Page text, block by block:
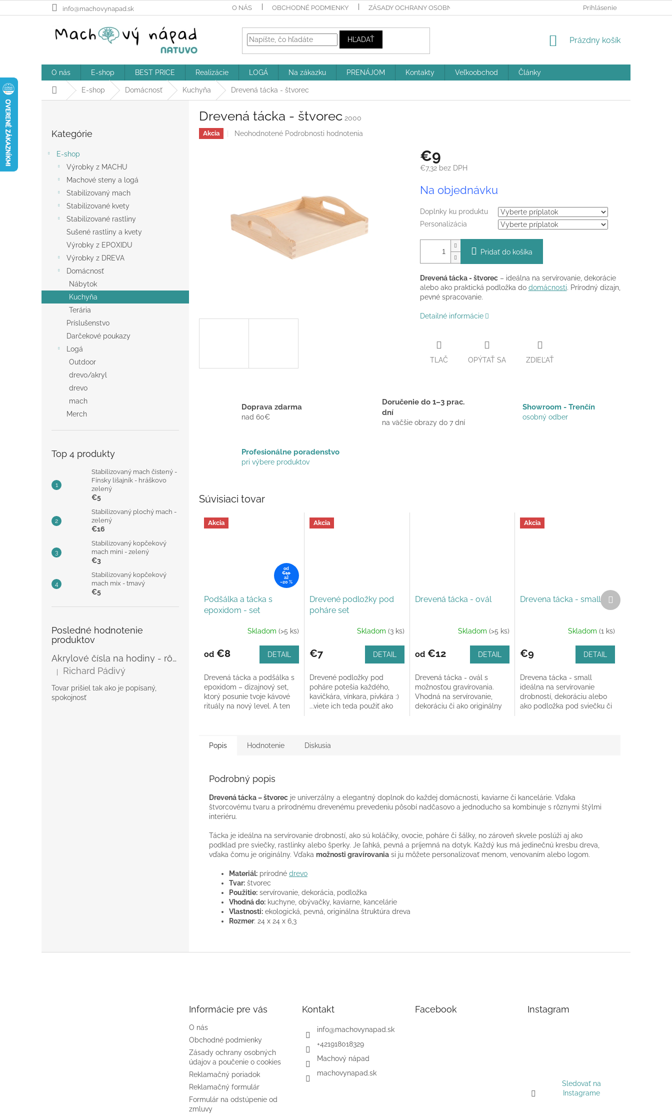
na
info@machovynapad.sk O NÁS OBCHODNÉ PODMIENKY ZÁSADY OCHRANY OSOBNÝCH ÚDAJOV A POUČENIE O COOKIES REKLAMAČNÝ PORIADOK
Prihlásenie
HĽADAŤ
NÁKUPNÝ
Prázdny košík
O nás E-shop BEST PRICE Realizácie LOGÁ Na zákazku PRENÁJOM Kontakty Veľkoobchod Články
DomovE-shop Domácnosť Kuchyňa Drevená tácka - štvorec
kategórie
Kategórie
E-shop
Výrobky z MACHU
Machové steny a logá
Stabilizovaný mach
Stabilizované kvety
Stabilizované rastliny
Sušené rastliny a kvety
Výrobky z EPOXIDU
Výrobky z DREVA
Domácnosť
Nábytok
Kuchyňa
Terária
Príslušenstvo
Darčekové poukazy
Logá
Outdoor
drevo/akryl
drevo
mach
Merch
Top 4 produkty
Stabilizovaný mach čistený -
Fínsky lišajník - hráškovo
zelený
€5
Stabilizovaný plochý mach -
zelený
€16
Stabilizovaný kopčekový
mach mini - zelený
€3
Stabilizovaný kopčekový
mach mix - tmavý
€5
Posledné hodnotenie
produktov
Akrylové čísla na hodiny - rôzne
Hodnotenie produktu je 5 z 5 hviezdičiek.
| Richard Pádivý
Tovar prišiel tak ako je popísaný,
spokojnosť
Drevená tácka - štvorec 2000
Akcia
Priemerné
Neohodnotené Podrobnosti hodnotenia
€9
€7,32bez DPH
cena:
Na objednávku
Doplnky ku produktu
Personalizácia
Pridať do košíka
Drevená tácka - štvorec– ideálna na servírovanie, dekorácie
alebo ako praktická podložka do domácnosti. Prírodný dizajn,
pevné spracovanie.
Detailné informácie
TLAČ OPÝTAŤ SA ZDIEĽAŤ
Doprava zdarma
nad 60€
Doručenie do 1–3 prac.
dní
na väčšie obrazy do 7 dní
Showroom - Trenčín
osobný odber
Profesionálne poradenstvo
pri výbere produktov
Súvisiaci tovar
Akcia
od
€10
až
–20 %
Podšálka a tácka s
epoxidom - set
produktu
z
5
hviezdičiek.
Skladom (>5 ks)
od €8 DETAIL
Drevená tácka a podšálka s
epoxidom – dizajnový set,
ktorý posunie tvoje kávové
rituály na nový level. A ten
Akcia
Drevené podložky pod
poháre set
Skladom (3 ks)
€7 DETAIL
Drevené podložky pod
poháre potešia každého,
kavičkára, vínkara, pivkára :)
...viete ich teda použiť ako
Drevená tácka - ovál
Skladom(>5 ks)
od€12 DETAIL
Drevená tácka - ovál s
možnosťou gravírovania.
Vhodná na servírovanie,
dekoráciu či ako originálny
Akcia
Drevena tácka - small
Skladom (1 ks)
€9 DETAIL
Drevena tácka - small
ideálna na servírovanie
drobností, dekoráciu alebo
ako podložka pod sviečku či
Ďalší
produkt
Popis Hodnotenie Diskusia
Podrobný popis
Drevená tácka – štvorec je univerzálny a elegantný doplnok do každej domácnosti, kaviarne či kancelárie. Vďaka
štvorcovému tvaru a prírodnému drevenému prevedeniu pôsobí nadčasovo a jednoducho sa kombinuje s rôznymi štýlmi
interiéru.
Tácka je ideálna na servírovanie drobností, ako sú koláčiky, ovocie, poháre či šálky, no zároveň skvele poslúži aj ako
podklad pre sviečky, rastlinky alebo šperky. Je ľahká, pevná a príjemná na dotyk. Každý kus má jedinečnú kresbu dreva,
vďaka čomu je originálny. Vďaka možnosti gravírovania si ju môžete personalizovať menom, venovaním alebo logom.
Materiál: prírodné drevo
Tvar: štvorec
Použitie: servírovanie, dekorácia, podložka
Vhodná do: kuchyne, obývačky, kaviarne, kancelárie
Vlastnosti: ekologická, pevná, originálna štruktúra dreva
Rozmer: 24 x 24 x 6,3
Informácie pre vás
O nás
Obchodné podmienky
Zásady ochrany osobných
údajov a poučenie o cookies
Reklamačný poriadok
Reklamačný formulár
Formulár na odstúpenie od
zmluvy
Kontakt
info@machovynapad.sk
+421918018329
Machový nápad
machovynapad.sk
Facebook Instagram
Sledovať na
Instagrame